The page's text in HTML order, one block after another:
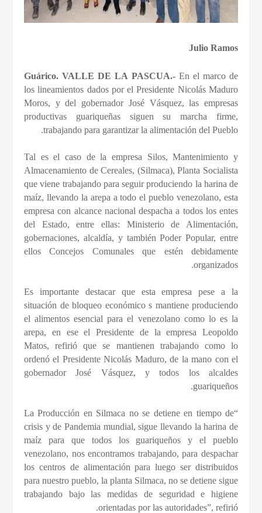
Julio Ramos
Guárico. VALLE DE LA PASCUA.- En el marco de
los lineamientos dados por el Presidente Nicolás Maduro
Moros, y del gobernador José Vásquez, las empresas
productivas guariqueñas siguen su marcha firme,
trabajando para garantizar la alimentación del Pueblo.
Tal es el caso de la empresa Silos, Mantenimiento y
Almacenamiento de Cereales, (Silmaca), Planta Socialista
que viene trabajando para seguir produciendo la harina de
maíz, llevando la arepa a todo el pueblo venezolano, esta
empresa con alcance nacional despacha a todos los entes
del Estado, entre ellas: Ministerio de Alimentación,
gobernaciones, alcaldía, y también Poder Popular, entre
ellos Concejos Comunales que estén debidamente
organizados.
Es importante destacar que esta empresa pese a la
situación de bloqueo económico s mantiene produciendo
el alimentos esencial para el venezolano como lo es la
arepa, en ese el Presidente de la empresa Leopoldo
Matos, refirió que se mantienen trabajando como lo
ordenó el Presidente Nicolás Maduro, de la mano con el
gobernador José Vásquez, y todos los alcaldes
guariqueños.
“La Producción en Silmaca no se detiene en tiempo de
crisis y de Pandemia mundial, sigue llevando la harina de
maíz para que todos los guariqueños y el pueblo
venezolano, nos encontramos trabajando, para despachar
los centros de alimentación para luego ser distribuidos
para nuestro pueblo, la planta Silmaca, no se detiene sigue
trabajando bajo las medidas de seguridad e higiene
orientadas por las autoridades”, refirió.